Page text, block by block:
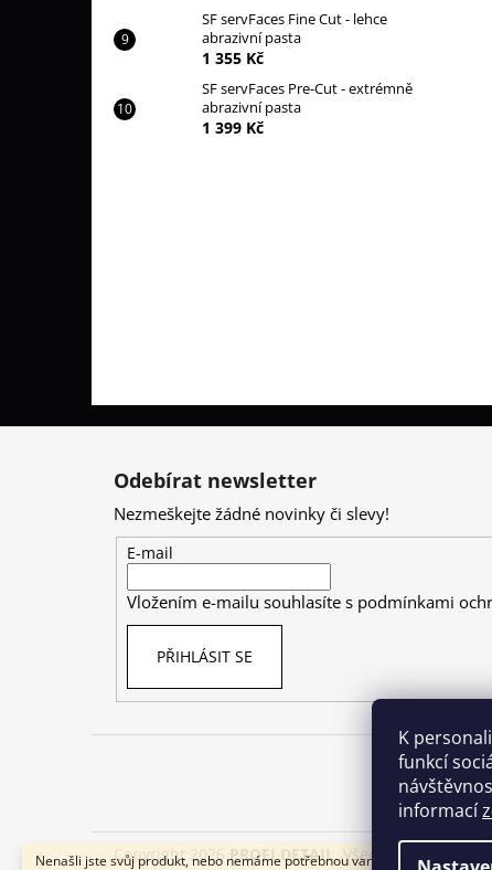
K
funkcí
informací
Nenašli jste svůj produkt, nebo nemáme potřebnou variantu skladem?
SF servFaces Fine Cut - lehce
abrazivní pasta
1 355 Kč
SF servFaces Pre-Cut - extrémně
abrazivní pasta
1 399 Kč
Z
Odebírat newsletter
Nezmeškejte žádné novinky či slevy!
E-mail
Vložením e-mailu souhlasíte s podmínkami
PŘIHLÁSIT SE
Copyright 2026PROFI DETAIL. Všechna práva